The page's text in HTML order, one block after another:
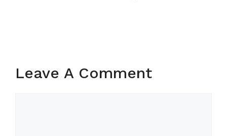
Leave A Comment